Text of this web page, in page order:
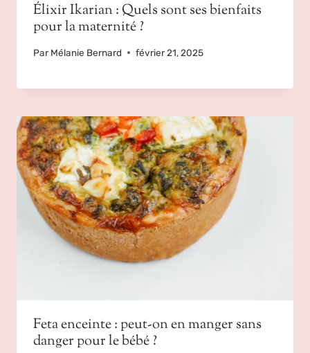
Élixir Ikarian : Quels sont ses bienfaits
pour la maternité ?
Par Mélanie Bernard février 21, 2025
Feta enceinte : peut-on en manger sans
danger pour le bébé ?